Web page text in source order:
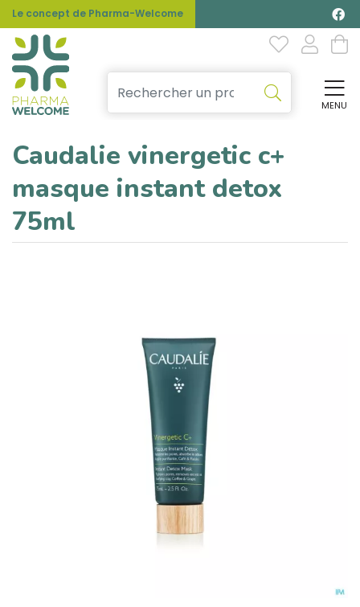
Le concept de Pharma-Welcome
MENU
Caudalie vinergetic c+
masque instant detox
75ml